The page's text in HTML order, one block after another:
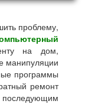
проблему,
на дом,
манипуляции
программы
ремонт
последующим